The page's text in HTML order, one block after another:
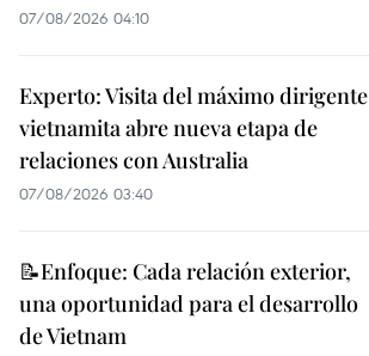
07/08/2026 04:10
Experto: Visita del máximo dirigente
vietnamita abre nueva etapa de
relaciones con Australia
07/08/2026 03:40
📝Enfoque: Cada relación exterior,
una oportunidad para el desarrollo
de Vietnam